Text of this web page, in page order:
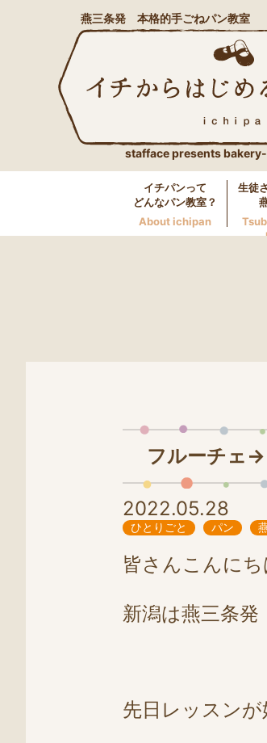
燕三条発 本格的手ごねパン教室
stafface presents
イチパンって
どんなパン教室？
About ichipan
生徒
フルーチェ
2022.05.28
ひとりごと パン
皆さんこんにち
新潟は燕三条
先日レッスン